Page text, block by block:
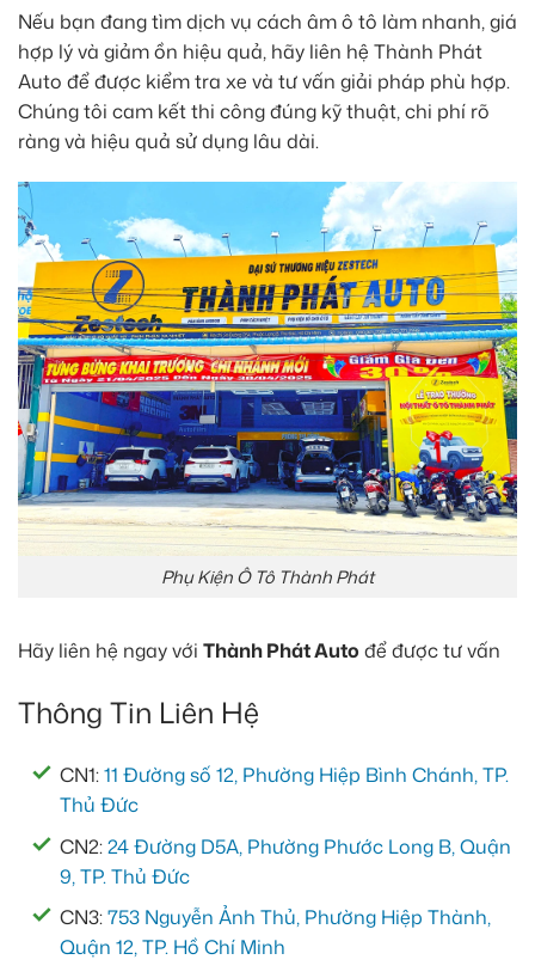
Nếu bạn đang tìm dịch vụ cách âm ô tô làm nhanh, giá
hợp lý và giảm ồn hiệu quả, hãy liên hệ Thành Phát
Auto để được kiểm tra xe và tư vấn giải pháp phù hợp.
Chúng tôi cam kết thi công đúng kỹ thuật, chi phí rõ
ràng và hiệu quả sử dụng lâu dài.
Phụ Kiện Ô Tô Thành Phát
Hãy liên hệ ngay với Thành Phát Auto để được tư vấn
Thông Tin Liên Hệ
CN1:11 Đường số 12, Phường Hiệp Bình Chánh, TP.
Thủ Đức
CN2:24 Đường D5A, Phường Phước Long B, Quận
9, TP. Thủ Đức
CN3:753 Nguyễn Ảnh Thủ, Phường Hiệp Thành,
Quận 12, TP. Hồ Chí Minh